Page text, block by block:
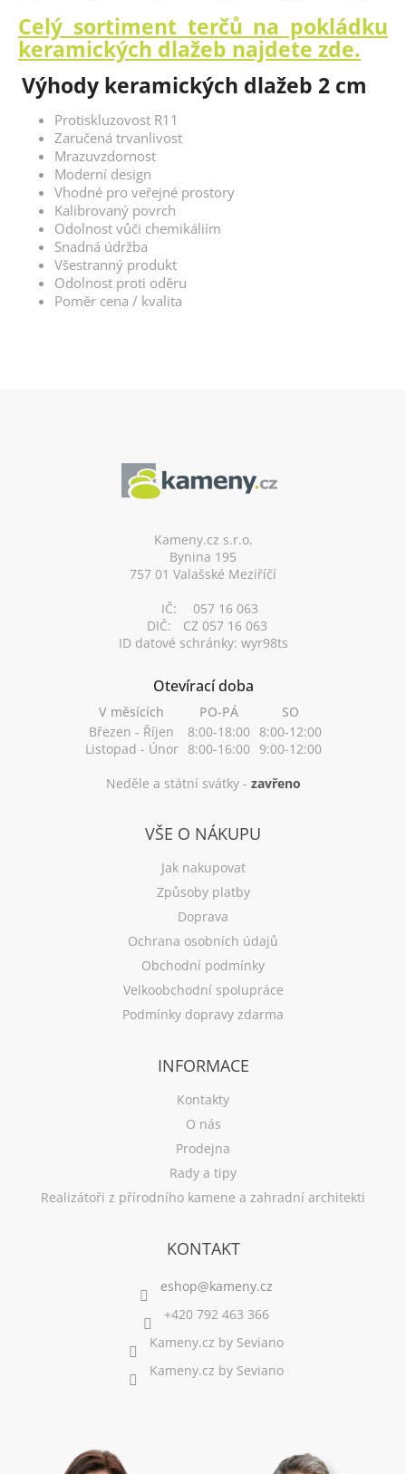
Celý sortiment terčů na pokládku
keramických dlažeb najdete zde.
Výhody keramických dlažeb 2 cm
Protiskluzovost R11
Zaručená trvanlivost
Mrazuvzdornost
Moderní design
Vhodné pro veřejné prostory
Kalibrovaný povrch
Odolnost vůči chemikáliím
Snadná údržba
Všestranný produkt
Odolnost proti oděru
Poměr cena / kvalita
Kameny.cz s.r.o.
Bynina 195
757 01 Valašské Meziříčí
IČ:
057 16 063
DIČ:
CZ 057 16 063
ID datové schránky: wyr98ts
Otevírací doba
V měsících PO-PÁ
SO
Březen - Říjen
8:00-18:00 8:00-12:00
Listopad - Únor 8:00-16:00 9:00-12:00
Neděle a státní svátky - zavřeno
VŠE O NÁKUPU
Jak nakupovat
Způsoby platby
Doprava
Ochrana osobních údajů
Obchodní podmínky
Velkoobchodní spolupráce
Podmínky dopravy zdarma
INFORMACE
Kontakty
O nás
Prodejna
Rady a tipy
Realizátoři z přírodního kamene a zahradní architekti
KONTAKT
+420 792 463 366
Kameny.cz by Seviano
Kameny.cz by Seviano